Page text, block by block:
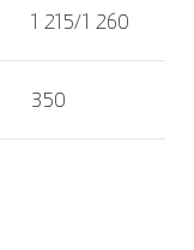
1 215/1 260
350